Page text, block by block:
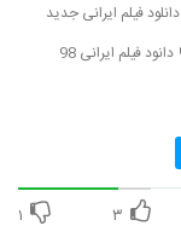
دانلود فیلم ایرانی جدید
دانود فیلم ایرانی 98
۳ ۱